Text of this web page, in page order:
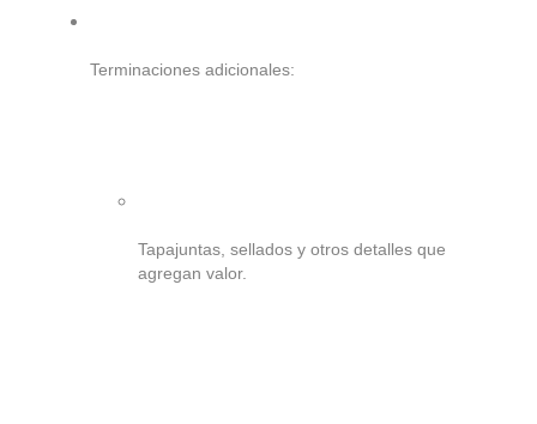
Terminaciones adicionales:
Tapajuntas, sellados y otros detalles que
agregan valor.